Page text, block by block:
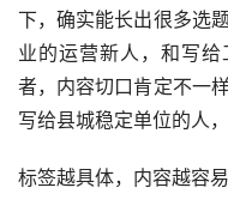
下，确实能长出很多选
业的运营新人，和写
者，内容切口肯定不一
写给县城稳定单位的人
标签越具体，内容越容